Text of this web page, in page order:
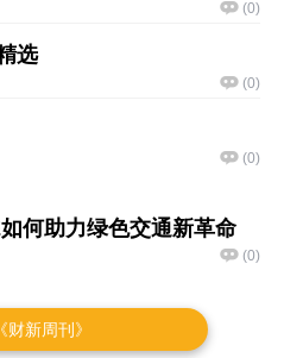
财新周刊》